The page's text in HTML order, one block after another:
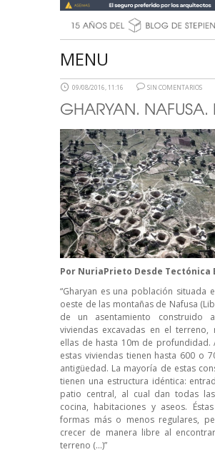
MENU
09/08/2016, 11:16 SIN COMENTARIOS
GHARYAN. NAFUSA.
Por NuriaPrieto Desde Tectónica
“Gharyan es una población situada
oeste de las montañas de Nafusa
de un asentamiento construido
viviendas excavadas en el terreno,
ellas de hasta 10m de profundidad.
estas viviendas tienen hasta 600 o
antigüedad. La mayoría de estas
tienen una estructura idéntica:
patio central, al cual dan todas las
cocina, habitaciones y aseos.
formas más o menos regulares,
crecer de manera libre al
terreno (…)”